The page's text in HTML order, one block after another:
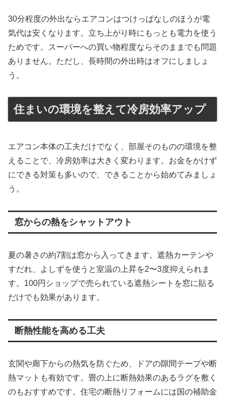
30分程度の外出ならエアコンはつけっぱなしのほうが電
気代は安くなります。立ち上がり時にもっとも電力を使う
ためです。スーパーへの買い物程度ならそのままでも問題
ありません。ただし、長時間の外出時はオフにしましょ
う。
住まいの環境を整えて冷房効率アップ
エアコン本体の工夫だけでなく、部屋そのものの環境を整
えることで、冷房効率は大きく変わります。お金をかけず
にできる対策も多いので、できることから始めてみましょ
う。
窓からの熱をシャットアウト
夏の暑さの約7割は窓から入ってきます。遮熱カーテンや
すだれ、よしずを使うと室温の上昇を2〜3度抑えられま
す。100円ショップで売られている遮熱シートを窓に貼る
だけでも効果があります。
断熱性能を高める工夫
玄関や廊下からの熱気を防ぐため、ドアの隙間テープや断
熱マットも有効です。畳の上に断熱効果のあるラグを敷く
のもおすすめです。住宅の断熱リフォームには国の補助金